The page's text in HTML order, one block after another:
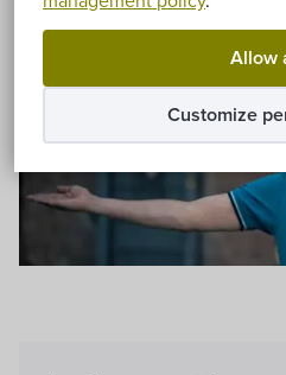
Allow
Customize